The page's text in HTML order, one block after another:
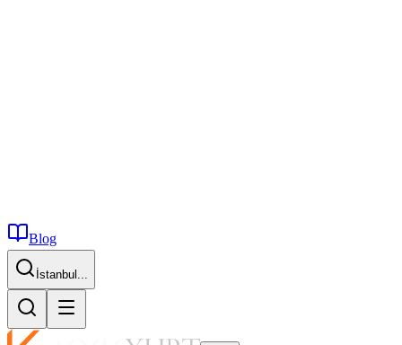
Blog
İstanbul...